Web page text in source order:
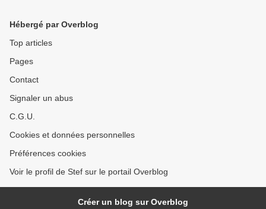
Hébergé par Overblog
Top articles
Pages
Contact
Signaler un abus
C.G.U.
Cookies et données personnelles
Préférences cookies
Voir le profil de Stef sur le portail Overblog
Créer un blog sur Overblog